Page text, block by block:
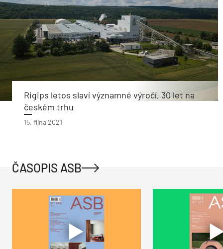
Rigips letos slaví významné výročí, 30 let na
českém trhu
15. října 2021
ČASOPIS ASB